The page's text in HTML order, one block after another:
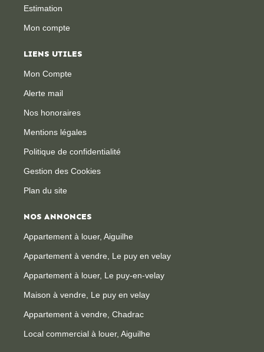
Estimation
Mon compte
LIENS UTILES
Mon Compte
Alerte mail
Nos honoraires
Mentions légales
Politique de confidentialité
Gestion des Cookies
Plan du site
NOS ANNONCES
Appartement à louer, Aiguilhe
Appartement à vendre, Le puy en velay
Appartement à louer, Le puy-en-velay
Maison à vendre, Le puy en velay
Appartement à vendre, Chadrac
Local commercial à louer, Aiguilhe